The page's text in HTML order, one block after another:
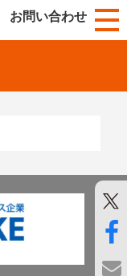
お問い合わせ